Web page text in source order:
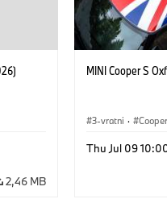
2,46 MB
MINI Cooper S
3-vratni · Cooper
Thu Jul 09